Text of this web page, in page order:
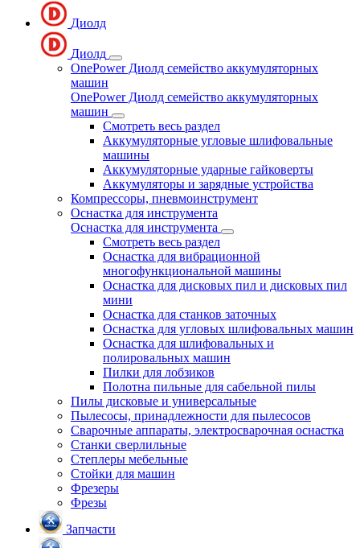
Диолд
Диолд
OnePower Диолд семейство аккумуляторных
машин
OnePower Диолд семейство аккумуляторных
машин
Смотреть весь раздел
Аккумуляторные угловые шлифовальные
машины
Аккумуляторные ударные гайковерты
Аккумуляторы и зарядные устройства
Компрессоры, пневмоинструмент
Оснастка для инструмента
Оснастка для инструмента
Смотреть весь раздел
Оснастка для вибрационной
многофункциональной машины
Оснастка для дисковых пил и дисковых пил
мини
Оснастка для станков заточных
Оснастка для угловых шлифовальных машин
Оснастка для шлифовальных и
полировальных машин
Пилки для лобзиков
Полотна пильные для сабельной пилы
Пилы дисковые и универсальные
Пылесосы, принадлежности для пылесосов
Сварочные аппараты, электросварочная оснастка
Станки сверлильные
Степлеры мебельные
Стойки для машин
Фрезеры
Фрезы
Запчасти